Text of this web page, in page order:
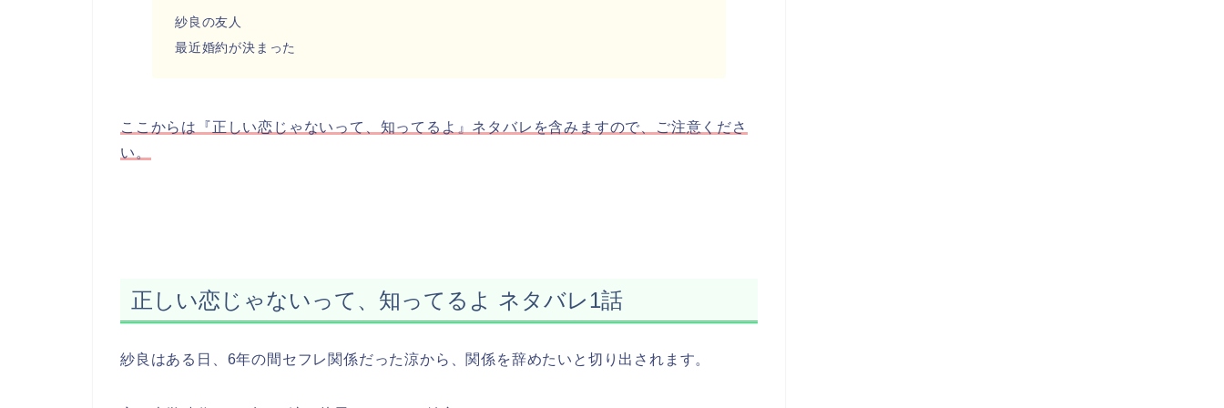
紗良の友人
最近婚約が決まった
ここからは『正しい恋じゃないって、知ってるよ』ネタバレを含みますので、ご注意くださ
い。
正しい恋じゃないって、知ってるよ ネタバレ1話
紗良はある日、 6年の間セフレ関係だった涼から、関係を辞めたいと切り出されます。